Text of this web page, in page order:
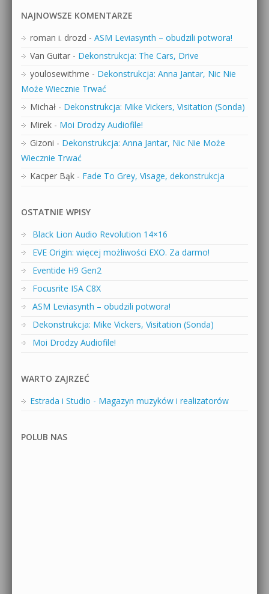
NAJNOWSZE KOMENTARZE
roman i. drozd - ASM Leviasynth – obudzili potwora!
Van Guitar - Dekonstrukcja: The Cars, Drive
youlosewithme - Dekonstrukcja: Anna Jantar, Nic Nie
Może Wiecznie Trwać
Michał - Dekonstrukcja: Mike Vickers, Visitation (Sonda)
Mirek - Moi Drodzy Audiofile!
Gizoni - Dekonstrukcja: Anna Jantar, Nic Nie Może
Wiecznie Trwać
Kacper Bąk - Fade To Grey, Visage, dekonstrukcja
OSTATNIE WPISY
Black Lion Audio Revolution 14×16
EVE Origin: więcej możliwości EXO. Za darmo!
Eventide H9 Gen2
Focusrite ISA C8X
ASM Leviasynth – obudzili potwora!
Dekonstrukcja: Mike Vickers, Visitation (Sonda)
Moi Drodzy Audiofile!
WARTO ZAJRZEĆ
Estrada i Studio - Magazyn muzyków i realizatorów
POLUB NAS